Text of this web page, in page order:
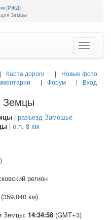
(РЖД)
Земцы
Toggle
Карта дороги
Новые фото
Форум Вход
Земцы
| разъезд Замошье
| о.п. 8 км
регион
(359,040 км)
Земцы: 14:34:58 (GMT+3)